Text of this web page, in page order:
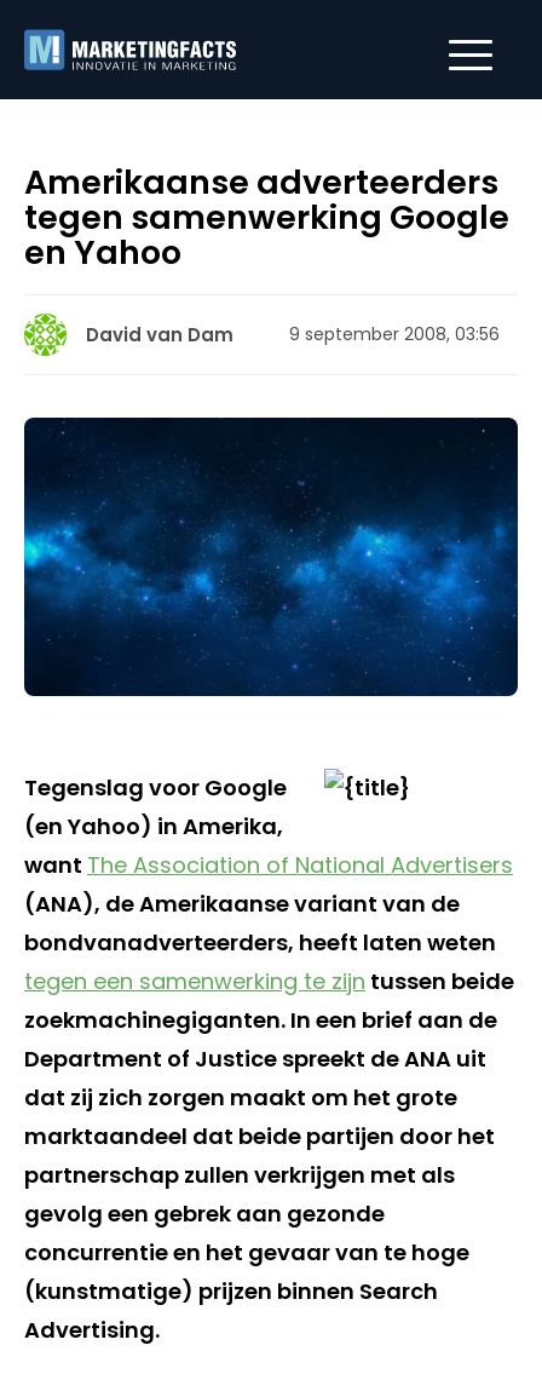
Amerikaanse adverteerders
tegen samenwerking Google
en Yahoo
David van Dam 9 september 2008, 03:56
Tegenslag voor Google
(en Yahoo) in Amerika,
want The Association of National Advertisers
(ANA), de Amerikaanse variant van de
bondvanadverteerders, heeft laten weten
tegen een samenwerking te zijn tussen beide
zoekmachinegiganten. In een brief aan de
Department of Justice spreekt de ANA uit
dat zij zich zorgen maakt om het grote
marktaandeel dat beide partijen door het
partnerschap zullen verkrijgen met als
gevolg een gebrek aan gezonde
concurrentie en het gevaar van te hoge
(kunstmatige) prijzen binnen Search
Advertising.